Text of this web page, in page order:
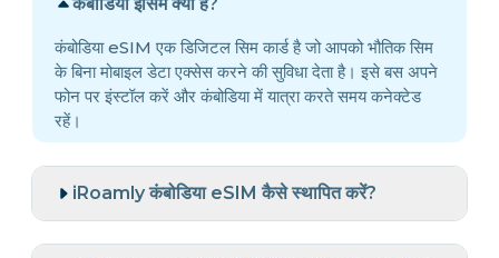
कंबोडिया ईसिम क्या है?
कंबोडिया eSIM एक डिजिटल सिम कार्ड है जो आपको भौतिक सिम
के बिना मोबाइल डेटा एक्सेस करने की सुविधा देता है। इसे बस अपने
फोन पर इंस्टॉल करें और कंबोडिया में यात्रा करते समय कनेक्टेड
रहें।
iRoamly कंबोडिया eSIM कैसे स्थापित करें?